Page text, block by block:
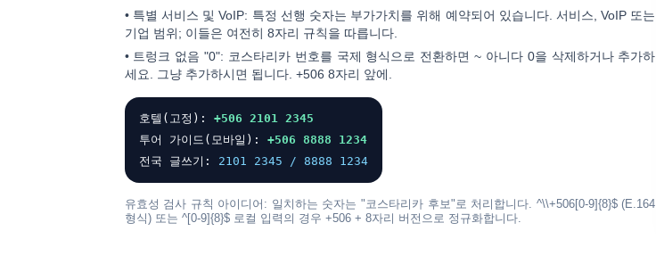
• 특별 서비스 및 VoIP: 특정 선행 숫자는 부가가치를 위해 예약되어 있습니다. 서비스, VoIP 또는
기업 범위; 이들은 여전히 ​​8자리 규칙을 따릅니다.
• 트렁크 없음 "0": 코스타리카 번호를 국제 형식으로 전환하면~ 아니다0을 삭제하거나 추가하
세요. 그냥 추가하시면 됩니다. +506 8자리 앞에.
호텔(고정): +506 2101 2345
투어 가이드(모바일): +506 8888 1234
전국 글쓰기: 2101 2345 / 8888 1234
유효성 검사 규칙 아이디어: 일치하는 숫자는 "코스타리카 후보"로 처리합니다. ^\\+506[0-9]{8}$(E.164
형식) 또는 ^[0-9]{8}$로컬 입력의 경우 +506 + 8자리 버전으로 정규화합니다.